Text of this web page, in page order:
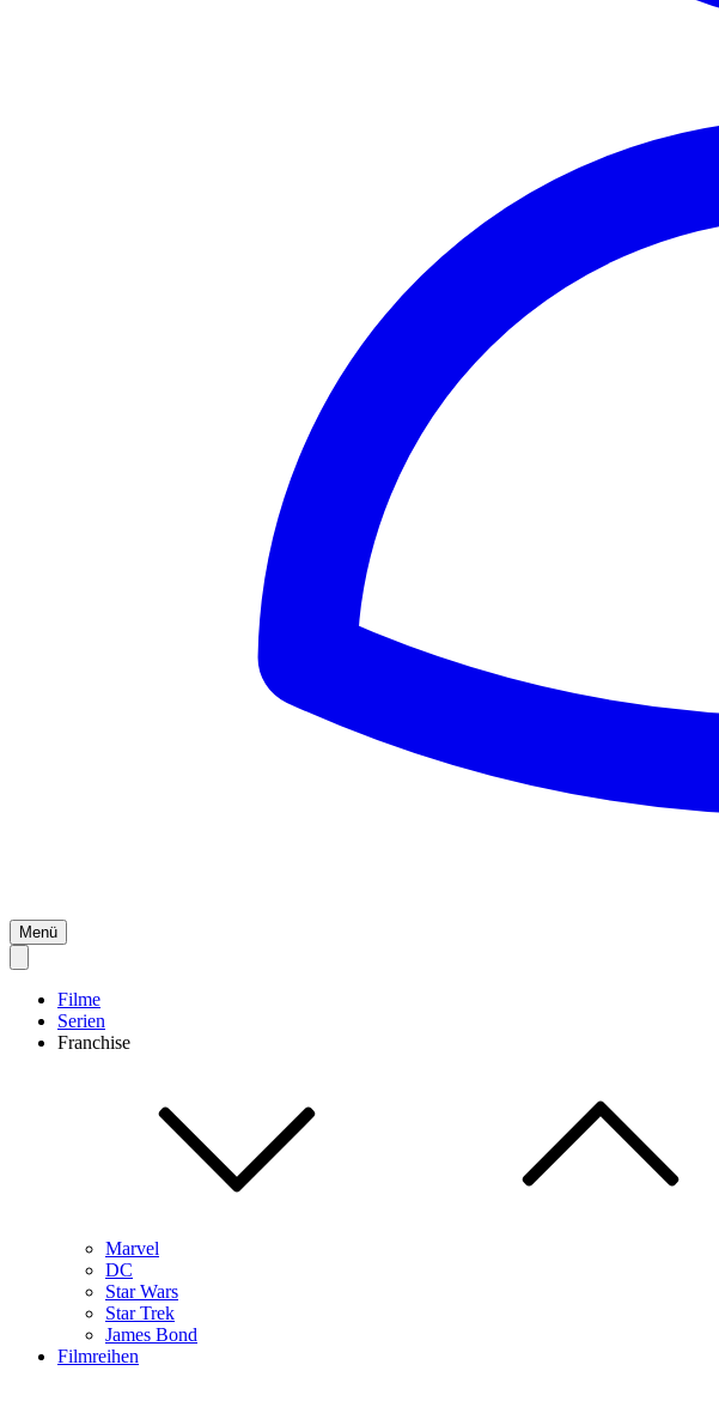
Menü
Filme
Serien
Franchise
Marvel
DC
Star Wars
Star Trek
James Bond
Filmreihen